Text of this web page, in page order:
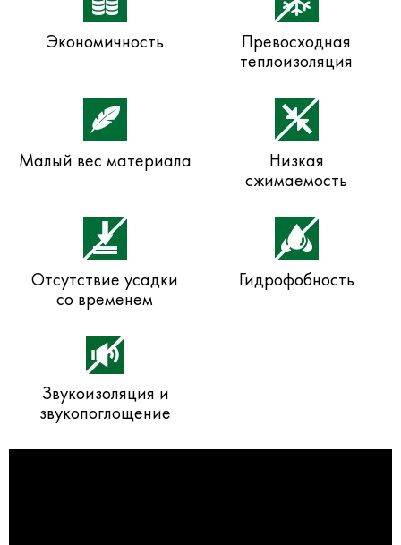
Экономичность
Превосходная
теплоизоляция
Малый вес материала
Низкая
сжимаемость
Отсутствие усадки
со временем
Гидрофобность
Звукоизоляция и
звукопоглощение